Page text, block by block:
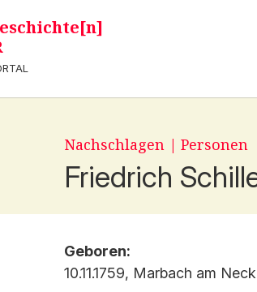
Nachschlagen | Personen
Friedrich
Geboren:
10.11.1759, Marbach am